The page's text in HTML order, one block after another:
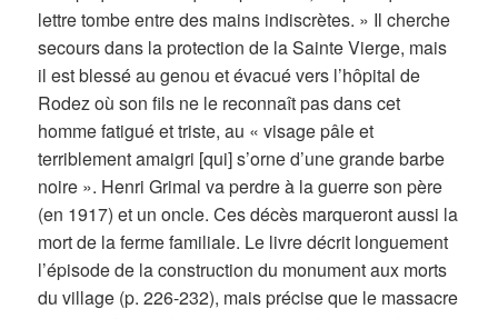
lettre tombe entre des mains indiscrètes. » Il cherche
secours dans la protection de la Sainte Vierge, mais
il est blessé au genou et évacué vers l’hôpital de
Rodez où son fils ne le reconnaît pas dans cet
homme fatigué et triste, au « visage pâle et
terriblement amaigri [qui] s’orne d’une grande barbe
noire ». Henri Grimal va perdre à la guerre son père
(en 1917) et un oncle. Ces décès marqueront aussi la
mort de la ferme familiale. Le livre décrit longuement
l’épisode de la construction du monument aux morts
du village (p. 226-232), mais précise que le massacre